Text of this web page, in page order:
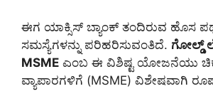
ಈಗ ಯಾಕ್ಸಿಸ್ ಬ್ಯಾಂಕ್ ತಂದಿರುವ ಹೊಸ
ಸಮಸ್ಯೆಗಳನ್ನು ಪರಿಹರಿಸುವಂತಿದೆ. ಗೋಲ್ಡ್
MSME ಎಂಬ ಈ ವಿಶಿಷ್ಟ ಯೋಜನೆಯು
ವ್ಯಾಪಾರಗಳಿಗೆ (MSME) ವಿಶೇಷವಾಗಿ